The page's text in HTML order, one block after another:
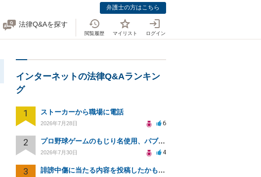
弁護士の方はこちら
法律Q&Aを探す
閲覧履歴 マイリスト ログイン
インターネットの法律Q&Aランキン
グ
1 ストーカーから職場に電話
2026年7月28日 6
2 プロ野球ゲームのもじり名使用、パブリシティ権の影響は？
2026年7月30日 4
3 誹謗中傷に当たる内容を投稿したかもしれない。開示請求や民事刑事裁判に発展しうるのか教えて欲しい。